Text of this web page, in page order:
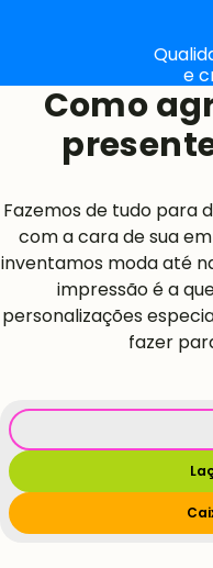
e
Como
Fazemos de tudo para
com a cara de sua
inventamos moda até
impressão é a
personalizações
fazer